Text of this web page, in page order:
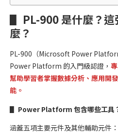
▋ PL-900 是什麼？這
麼？
PL-900（Microsoft Power
Power Platform 的入門級認證，
幫助學習者掌握數據分析、應用開
能。
▋ Power Platform 包含哪些工具
涵蓋五項主要元件及其他輔助元件：